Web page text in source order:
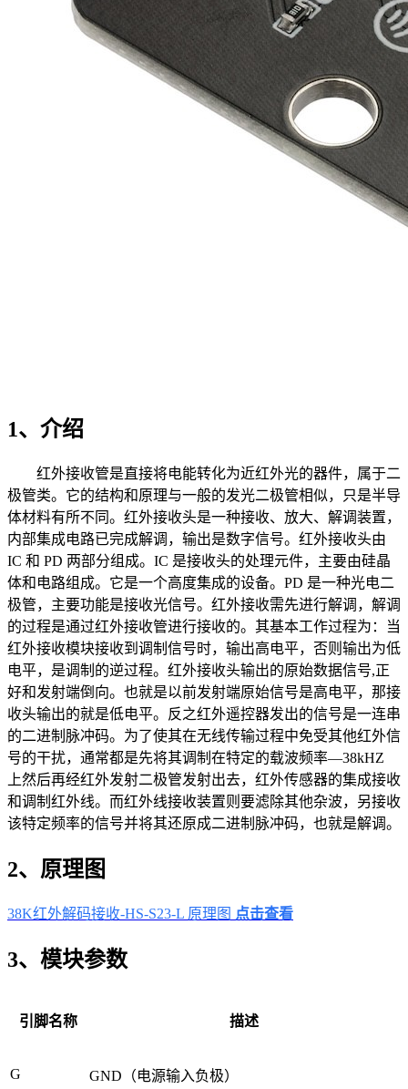
1、介绍
红外接收管是直接将电能转化为近红外光的器件，属于二
极管类。它的结构和原理与一般的发光二极管相似，只是半导
体材料有所不同。红外接收头是一种接收、放大、解调装置，
内部集成电路已完成解调，输出是数字信号。红外接收头由
IC 和 PD 两部分组成。IC 是接收头的处理元件，主要由硅晶
体和电路组成。它是一个高度集成的设备。PD 是一种光电二
极管，主要功能是接收光信号。红外接收需先进行解调，解调
的过程是通过红外接收管进行接收的。其基本工作过程为：当
红外接收模块接收到调制信号时，输出高电平，否则输出为低
电平，是调制的逆过程。红外接收头输出的原始数据信号,正
好和发射端倒向。也就是以前发射端原始信号是高电平，那接
收头输出的就是低电平。反之红外遥控器发出的信号是一连串
的二进制脉冲码。为了使其在无线传输过程中免受其他红外信
号的干扰，通常都是先将其调制在特定的载波频率—38kHZ
上然后再经红外发射二极管发射出去，红外传感器的集成接收
和调制红外线。而红外线接收装置则要滤除其他杂波，另接收
该特定频率的信号并将其还原成二进制脉冲码，也就是解调。
2、原理图
38K红外解码接收-HS-S23-L 原理图 点击查看
3、模块参数
引脚名称 描述
G GND（电源输入负极）